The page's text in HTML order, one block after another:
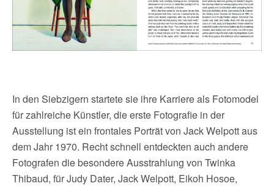
In den Siebzigern startete sie ihre Karriere als Fotomodel
für zahlreiche Künstler, die erste Fotografie in der
Ausstellung ist ein frontales Porträt von Jack Welpott aus
dem Jahr 1970. Recht schnell entdeckten auch andere
Fotografen die besondere Ausstrahlung von Twinka
Thibaud, für Judy Dater, Jack Welpott, Eikoh Hosoe,